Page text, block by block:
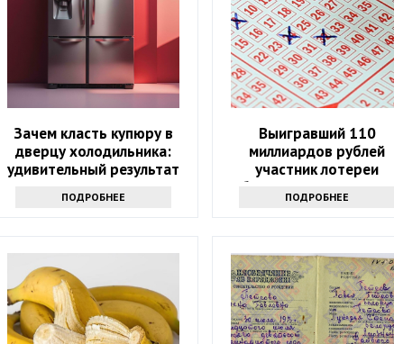
Зачем класть купюру в
дверцу холодильника:
удивительный результат
ПОДРОБНЕЕ
Выигравший 110
миллиардов рублей
участник лотереи
объявился через девять
месяцев
ПОДРОБНЕЕ